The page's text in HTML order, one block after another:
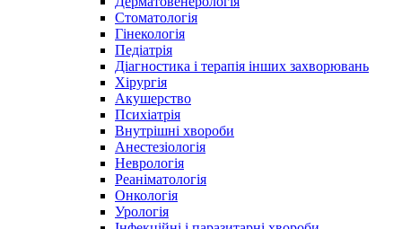
Стоматологія
Гінекологія
Педіатрія
Діагностика і терапія інших захворювань
Хірургія
Акушерство
Психіатрія
Внутрішні хвороби
Анестезіологія
Неврологія
Реаніматологія
Онкологія
Урологія